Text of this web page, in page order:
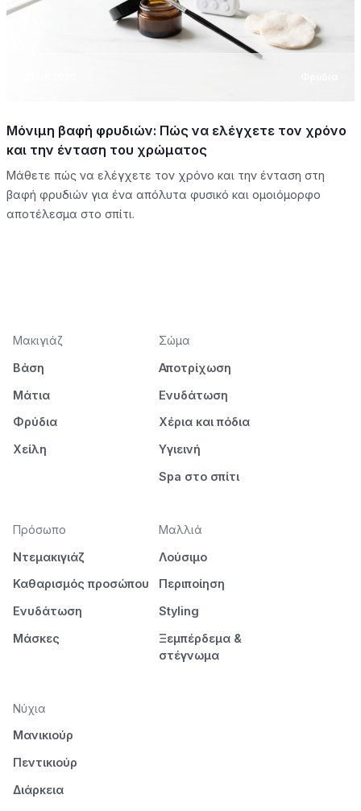
Μόνιμη βαφή φρυδιών: Πώς να ελέγχετε τον χρόνο
και την ένταση του χρώματος
Μάθετε πώς να ελέγχετε τον χρόνο και την ένταση στη
βαφή φρυδιών για ένα απόλυτα φυσικό και ομοιόμορφο
αποτέλεσμα στο σπίτι.
Μακιγιάζ
Βάση
Μάτια
Φρύδια
Χείλη
Σώμα
Αποτρίχωση
Ενυδάτωση
Χέρια και πόδια
Υγιεινή
Spa στο σπίτι
Πρόσωπο
Ντεμακιγιάζ
Καθαρισμός προσώπου
Ενυδάτωση
Μάσκες
Μαλλιά
Λούσιμο
Περιποίηση
Styling
Ξεμπέρδεμα &
στέγνωμα
Νύχια
Μανικιούρ
Πεντικιούρ
Διάρκεια